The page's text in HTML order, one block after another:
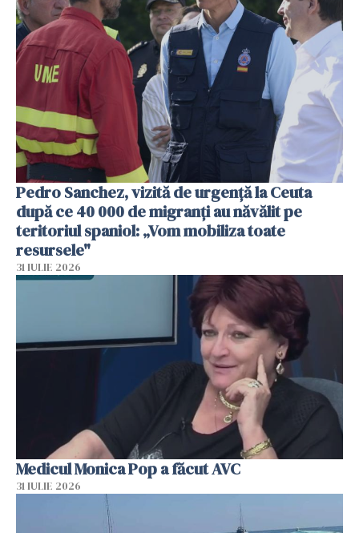
Pedro Sanchez, vizită de urgență la Ceuta
după ce 40 000 de migranți au năvălit pe
teritoriul spaniol: „Vom mobiliza toate
resursele"
31 IULIE 2026
Medicul Monica Pop a făcut AVC
31 IULIE 2026